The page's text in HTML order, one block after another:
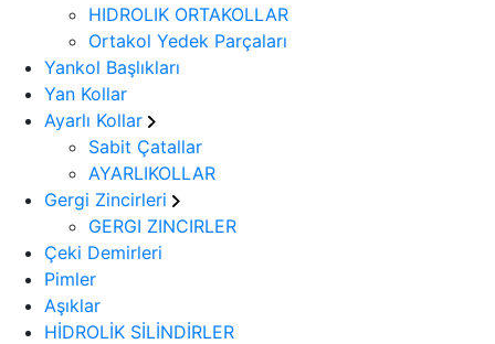
HIDROLIK ORTAKOLLAR
Ortakol Yedek Parçaları
Yankol Başlıkları
Yan Kollar
Ayarlı Kollar
Sabit Çatallar
AYARLIKOLLAR
Gergi Zincirleri
GERGI ZINCIRLER
Çeki Demirleri
Pimler
Aşıklar
HİDROLİK SİLİNDİRLER